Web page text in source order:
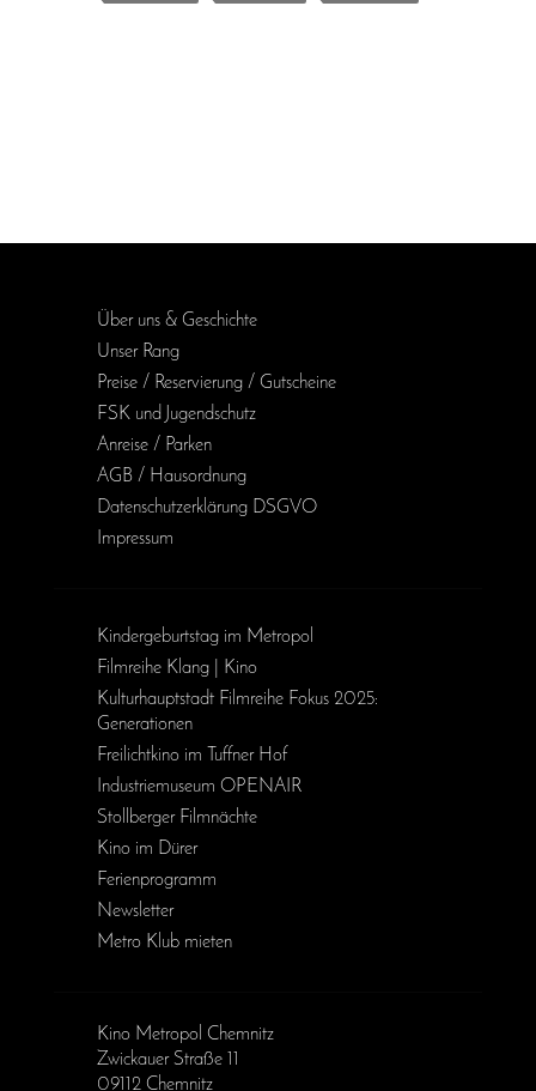
Über uns & Geschichte
Unser Rang
Preise / Reservierung / Gutscheine
FSK und Jugendschutz
Anreise / Parken
AGB / Haus­ordnung
Daten­schutz­erklärung DSGVO
Impressum
Kinder­geburts­tag im Metropol
Filmreihe Klang | Kino
Kulturhauptstadt Filmreihe Fokus 2025:
Generationen
Freilichtkino im Tuffner Hof
Industriemuseum OPENAIR
Stollberger Filmnächte
Kino im Dürer
Ferienprogramm
Newsletter
Metro Klub mieten
Kino Metropol Chemnitz
Zwickauer Straße 11
09112 Chemnitz